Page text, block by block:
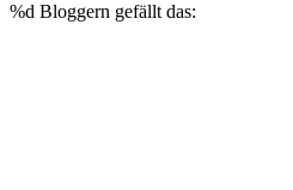
%d Bloggern gefällt das: